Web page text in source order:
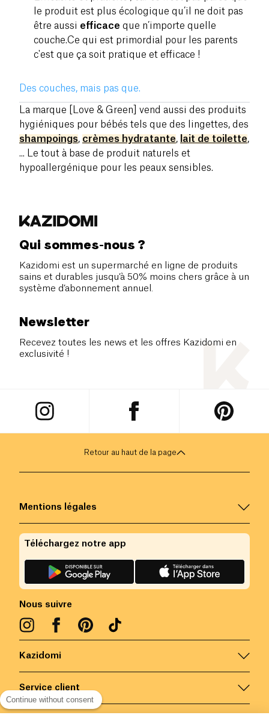
le produit est plus écologique qu’il ne doit pas
être aussi efficace que n’importe quelle
couche.Ce qui est primordial pour les parents
c'est que ça soit pratique et efficace !
Des couches, mais pas que.
La marque [Love & Green] vend aussi des produits
hygiéniques pour bébés tels que des lingettes, des
shampoings, crèmes hydratante, lait de toilette,
... Le tout à base de produit naturels et
hypoallergénique pour les peaux sensibles.
Qui sommes-nous ?
Kazidomi est un supermarché en ligne de produits
sains et durables jusqu’à 50% moins chers grâce à un
système d’abonnement annuel.
Newsletter
Recevez toutes les news et les offres Kazidomi en
exclusivité !
Retour au haut de la page
Kazidomi
Service client
Mentions légales
Nous suivre
Téléchargez notre app
Continue without consent